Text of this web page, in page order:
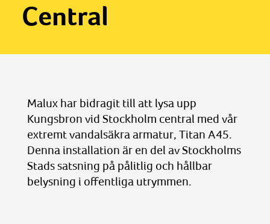
Central
Malux har bidragit till att lysa upp
Kungsbron vid Stockholm central med vår
extremt vandalsäkra armatur, Titan A45.
Denna installation är en del av Stockholms
Stads satsning på pålitlig och hållbar
belysning i offentliga utrymmen.